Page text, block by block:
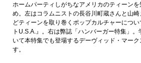
ホームパーティしがちなアメリカのティーン
め。左はコラムニストの長谷川町蔵さんと山
どティーンを取り巻くポップカルチャーにつ
トU.S.A.』。右は弊誌「ハンバーガー特集」
いて本特集でも登場するデーヴィッド・マー
す。